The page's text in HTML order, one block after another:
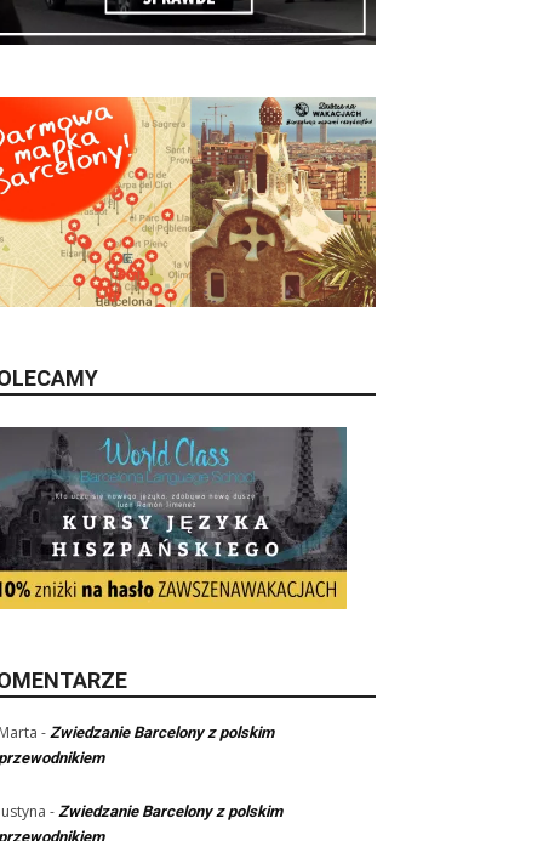
- Zwiedzanie Barcelony z polskim
- Zwiedzanie Barcelony z polskim